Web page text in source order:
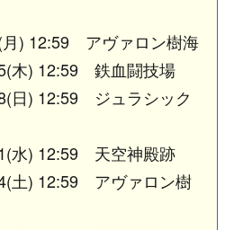
月) 12:59 アヴァロン樹海
木) 12:59 鉄血闘技場
日) 12:59 ジュラシック
水) 12:59 天空神殿跡
土) 12:59 アヴァロン樹